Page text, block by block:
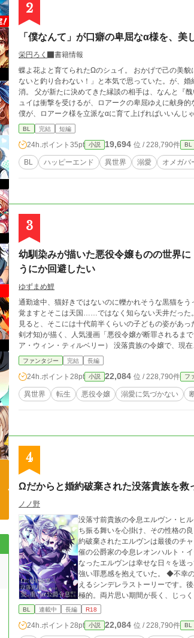
2
「僕なんて」が口癖の卑屈なα様を、
栄円ろく
書籍情報
蝶よ花よと育てられたΩのシュイ。 おかげで己の美
ないと釣り合わない！」と本気で思っていた。が、
消。 父が新たに決めてきた縁談の相手は、なんと『醜い男』と噂がある第二王子のロアークだった。 「なっ、なんてことだ！」 とシ
ュイは衝撃を受けるが、ロアークの卑屈ゆえに献身的な態
僕が、ロアーク様を立派なαに育て上げればいいんじゃないか！？」 こうして始まった、卑屈な王子様を
めの、自分磨きプロデュース。 ロアークの服を選び、肌を整え、自信を持たせていくうちに、気づけばシュイの方が、ロアークの真
BL 完結 短編
24h.ポイント 35pt 小説 19,694 位 / 228,790件 BL
BL ハッピーエンド 異世界 溺愛 オメガバ
3
幼馴染みが描いた悪役令嬢ものの世界
うにか回避したい
ゆずまめ鯉
通勤途中、猫好きではないのに轢かれそうな黒猫を
覚ますとそこは天国……ではなく知らない天井だった
見ると、そこには十代前半くらいの子どもの姿があった。 「この顔……どこか見覚えが……」 幼馴染みで漫画家、ミツルギサ
剣才知)が描く、人気漫画「悪役令嬢が断罪されるま
ア・ウィン・ティルベリー） 没落貴族の令嬢で、現
ランドル侯爵の長女イザベラが悪役令嬢になるのを
が、相談を受けていたのでどういう結末を迎えるのか知っている。 「二期アニメもまだ見てないし、どう
ヒロインの母親がよかった……！！」 幼馴染みの描く世界に転生してしまった水縞あいり＝ミレアが、フランドル侯爵家で断罪回避
するべく、イザベラをどうにかお淑やかな女性にな
兄エミールに、協力してもらっているうちに求愛されていることに気づいてし
ファンタジー 完結 長編
24h.ポイント 28pt 小説 22,084 位 / 228,790件 フ
異世界 転生 悪役令嬢 溺愛に気づかない
4
Ωだからと婚約破棄された没落貴族を救
ノノ野
没落寸前貴族の令息エルヴン・ヒ
ち振る舞いを心掛け、その性格の
約破棄されたエルヴンは最後のチ
催の公爵家の令息レオンハルト・
なったエルヴンは幸せな日々を送
強い罪悪感を抱えていた。 ◆不幸のどん底にいた受け（Ω）が愛情深い攻め（α）に救われてハッピーエンドを迎
えるシンデレラストーリーです。
極的。両片思い期間が長く、じっくり見守りたい方向けで
れ以降は番外編。 ◆オメガバース
BL 連載中 長編 R18
24h.ポイント 28pt 小説 22,084 位 / 228,790件 BL